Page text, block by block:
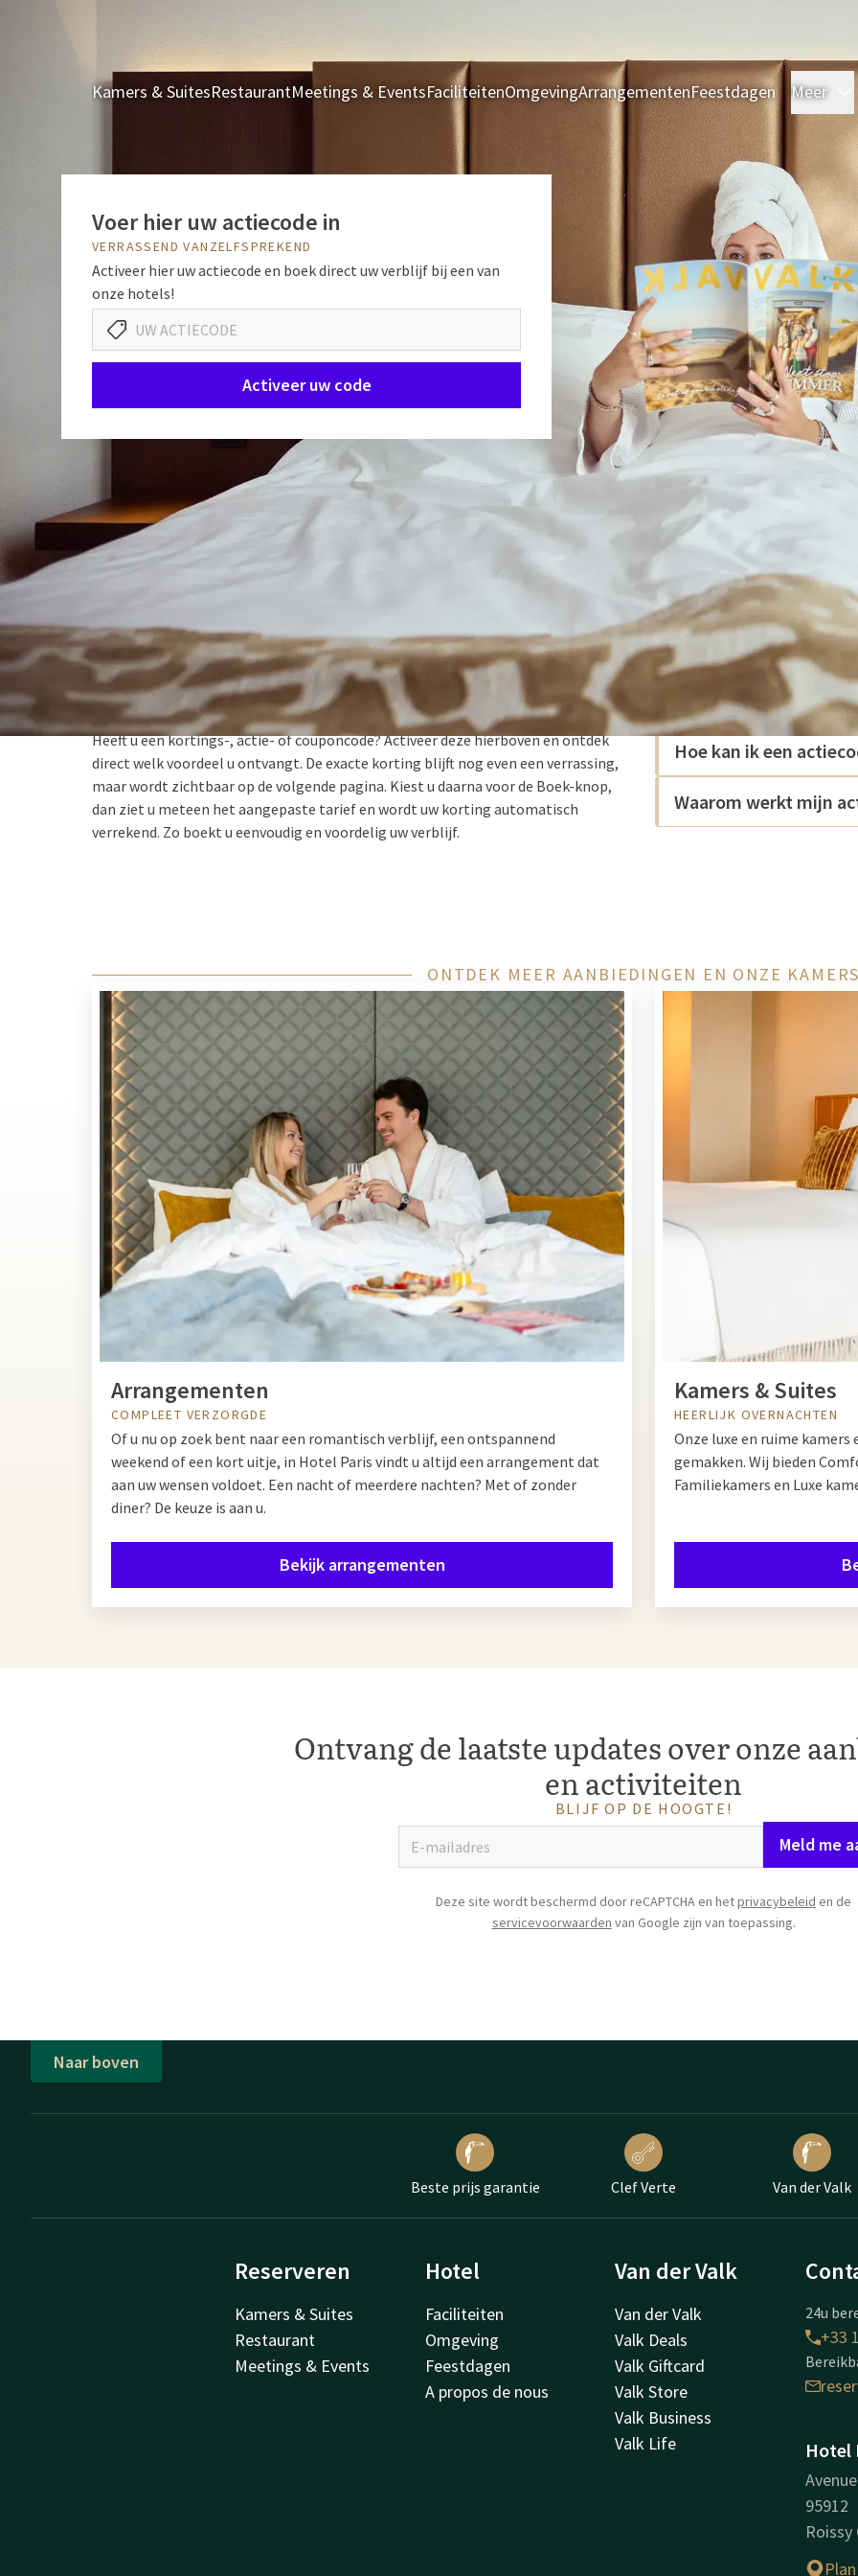
Kamers & SuitesRestaurantMeetings & EventsFaciliteitenOmgevingArrangementenFeestdagen Meer
Voer hier uw actiecode in
VERRASSEND VANZELFSPREKEND
Activeer hier uw actiecode en boek direct uw verblijf bij een van
onze hotels!
Activeer uw code
Acties bij Van der Valk
BESTE PRIJSGARANTIE
Heeft u een kortings-, actie- of couponcode? Activeer deze hierboven en ontdek
direct welk voordeel u ontvangt. De exacte korting blijft nog even een verrassing,
maar wordt zichtbaar op de volgende pagina. Kiest u daarna voor de Boek-knop,
dan ziet u meteen het aangepaste tarief en wordt uw korting automatisch
verrekend. Zo boekt u eenvoudig en voordelig uw verblijf.
Waar vind ik mijn
Hoe kan ik een
Waarom werkt mijn
ONTDEK MEER AANBIEDINGEN EN ONZE
Arrangementen
COMPLEET VERZORGDE
Of u nu op zoek bent naar een romantisch verblijf, een ontspannend
weekend of een kort uitje, in Hotel Paris vindt u altijd een arrangement dat
aan uw wensen voldoet. Een nacht of meerdere nachten? Met of zonder
diner? De keuze is aan u.
Bekijk arrangementen
Kamers & Suites
HEERLIJK OVERNACHTEN
Onze luxe en ruime
gemakken. Wij bieden
Familiekamers en Luxe
Ontvang de laatste updates over onze
en activiteiten
BLIJF OP DE HOOGTE!
Meld me
Deze site wordt beschermd door reCAPTCHA en hetprivacybeleid en de
servicevoorwaarden van Google zijn van toepassing.
Naar boven
Beste prijs garantie Clef Verte Van der Valk
Reserveren
Kamers & Suites
Restaurant
Meetings & Events
Hotel
Faciliteiten
Omgeving
Feestdagen
A propos de nous
Van der Valk
Van der Valk
Valk Deals
Valk Giftcard
Valk Store
Valk Business
Valk Life
24u
+33
Hotel
95912
Roissy